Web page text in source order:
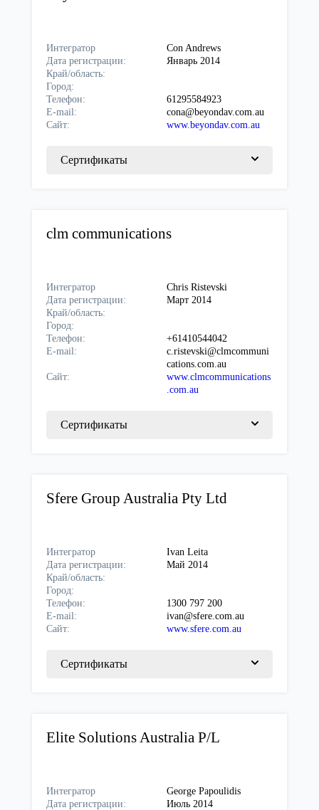
Интегратор
Con Andrews
Дата регистрации:
Январь 2014
Край/область:
Город:
Телефон:
61295584923
E-mail:
cona@beyondav.com.au
Сайт:
www.beyondav.com.au
Сертификаты
clm communications
Интегратор
Chris Ristevski
Дата регистрации:
Март 2014
Край/область:
Город:
Телефон:
+61410544042
E-mail:
c.ristevski@clmcommuni
cations.com.au
Сайт:
www.clmcommunications
.com.au
Сертификаты
Sfere Group Australia Pty Ltd
Интегратор
Ivan Leita
Дата регистрации:
Май 2014
Край/область:
Город:
Телефон:
1300 797 200
E-mail:
ivan@sfere.com.au
Сайт:
www.sfere.com.au
Сертификаты
Elite Solutions Australia P/L
Интегратор
George Papoulidis
Дата регистрации:
Июль 2014